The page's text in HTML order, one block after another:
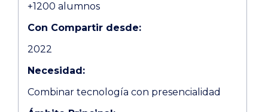
+1200 alumnos
Con Compartir desde:
2022
Necesidad:
Combinar tecnología con presencialidad